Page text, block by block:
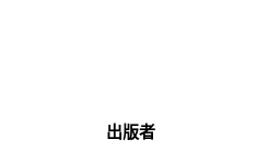
出版者